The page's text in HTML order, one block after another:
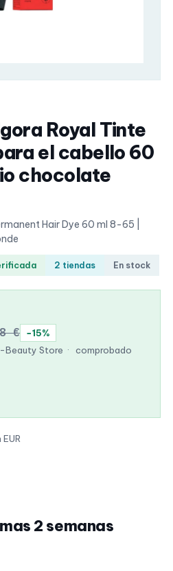
Royal Tinte
el cabello 60
chocolate
Hair Dye 60 ml 8-65 |
2 tiendas En stock
€
−15%
Beauty Store ·
comprobado
2 semanas